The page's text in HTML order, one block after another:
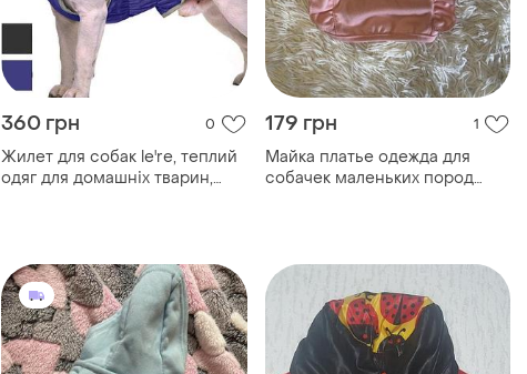
360 грн 0
Жилет для собак le're, теплий
одяг для домашніх тварин,
179 грн 1
Майка платье одежда для
собачек маленьких пород